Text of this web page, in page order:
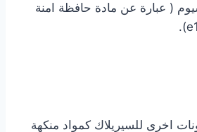
( عبارة عن مادة حافظة امنة
اخرى للسيريلاك كمواد منكهة